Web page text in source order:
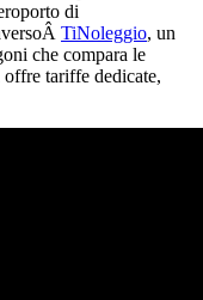
di
TiNoleggio, un
che compara le
tariffe dedicate,